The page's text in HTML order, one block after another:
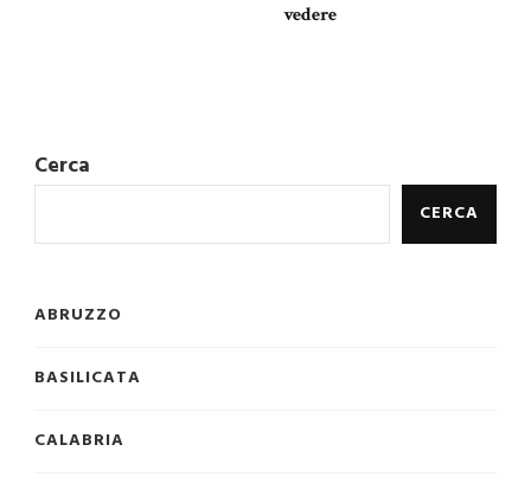
vedere
Cerca
CERCA
ABRUZZO
BASILICATA
CALABRIA